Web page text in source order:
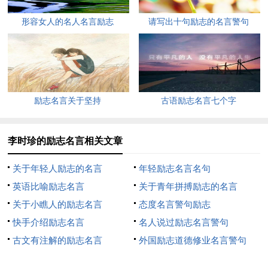
12、知天地万物于一体，则能爱矣。——《曾国藩》
13、用我三生烟火，换你一世迷离。——《蒲松龄》
14、人身不过表里，气血不过虚实。——《李时珍》
15、腐草之萤光，怎及天心之皓月？——《罗贯中》
17、人生忧患识字始，姓名粗记可以休。——《苏轼》
18、常沉静，则含蓄义理而应事有力。——《曾国藩》
19、营气之粹，化而为精，聚于命门。——《李时珍》
20、读书不二：一书未完，不看他书。——《曾国藩》
形容女人的名人名言励志 请写出十句励志的名言警句
励志名言关于坚持 古语励志名言七个字
李时珍的励志名言相关文章
关于年轻人励志的名言
年轻励志名言名句
英语比喻励志名言
关于青年拼搏励志的名言
关于小瞧人的励志名言
态度名言警句励志
快手介绍励志名言
名人说过励志名言警句
古文有注解的励志名言
外国励志道德修业名言警句